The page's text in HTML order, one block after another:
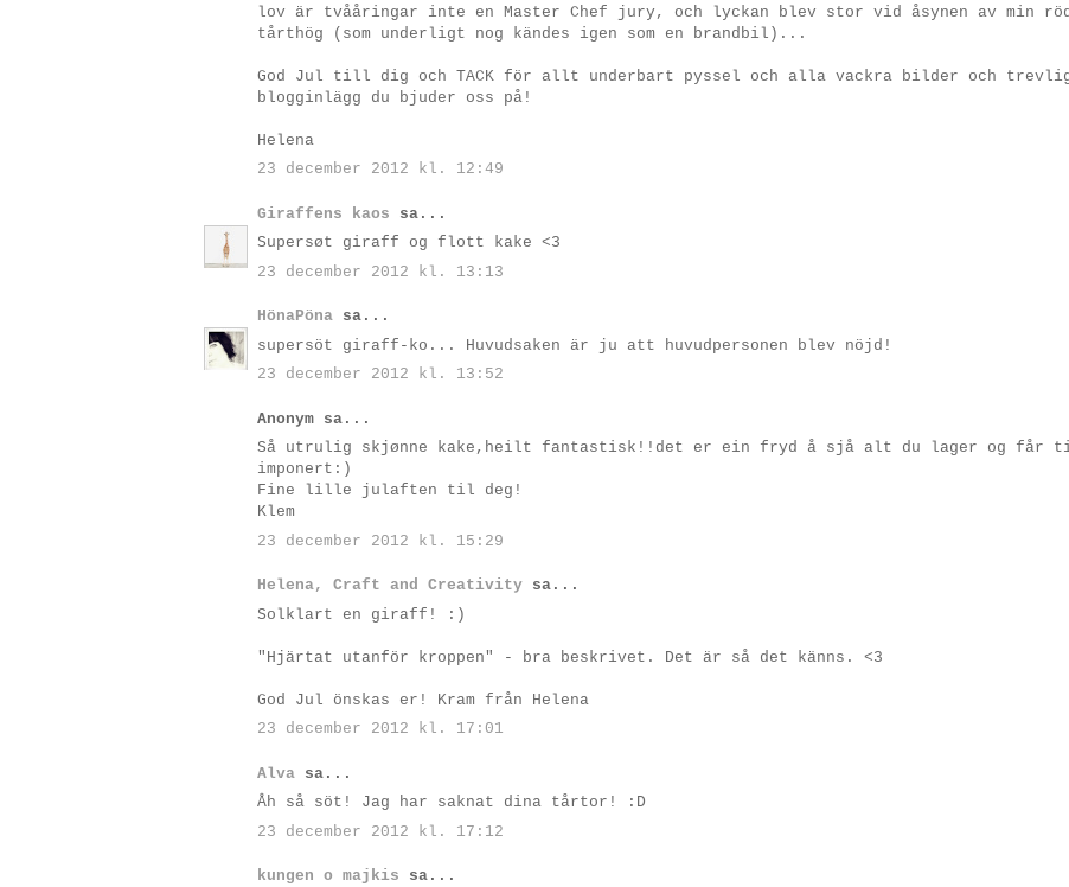
lov är tvååringar inte en Master Chef jury, och lyckan blev stor vid åsynen av min
tårthög (som underligt nog kändes igen som en brandbil)...
God Jul till dig och TACK för allt underbart pyssel och alla vackra bilder och
blogginlägg du bjuder oss på!
Helena
23 december 2012 kl. 12:49
Giraffens kaos sa...
Supersøt giraff og flott kake <3
23 december 2012 kl. 13:13
HönaPöna sa...
supersöt giraff-ko... Huvudsaken är ju att huvudpersonen blev nöjd!
23 december 2012 kl. 13:52
Anonym sa...
Så utrulig skjønne kake,heilt fantastisk!!det er ein fryd å sjå alt du lager og får
imponert:)
Fine lille julaften til deg!
Klem
23 december 2012 kl. 15:29
Helena, Craft and Creativity sa...
Solklart en giraff! :)
"Hjärtat utanför kroppen" - bra beskrivet. Det är så det känns. <3
God Jul önskas er! Kram från Helena
23 december 2012 kl. 17:01
Alva sa...
Åh så söt! Jag har saknat dina tårtor! :D
23 december 2012 kl. 17:12
kungen o majkis sa...